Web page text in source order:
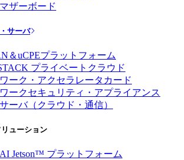
ザーボード
サーバ
＆uCPEプラットフォーム
プライベートクラウド
ーク・アクセラレータカード
ークセキュリティ・アプライアンス
ーバ（クラウド・通信）
ューション
Jetson™ プラットフォーム